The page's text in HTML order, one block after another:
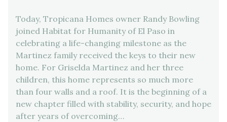
Today, Tropicana Homes owner Randy Bowling
joined Habitat for Humanity of El Paso in
celebrating a life-changing milestone as the
Martinez family received the keys to their new
home. For Griselda Martinez and her three
children, this home represents so much more
than four walls and a roof. It is the beginning of a
new chapter filled with stability, security, and hope
after years of overcoming…